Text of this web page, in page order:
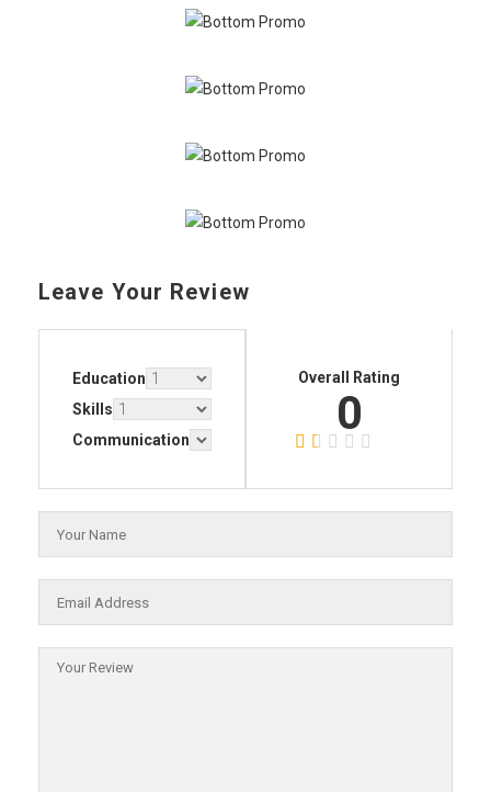
Leave Your Review
Education
Skills
Communication
Overall Rating
0